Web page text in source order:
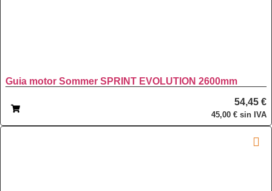
Guia motor Sommer SPRINT EVOLUTION 2600mm
54,45 €
45,00 € sin IVA